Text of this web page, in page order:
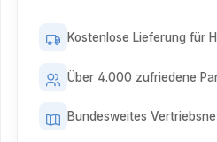
Kostenlose Lieferung für
Über 4.000 zufriedene
Bundesweites